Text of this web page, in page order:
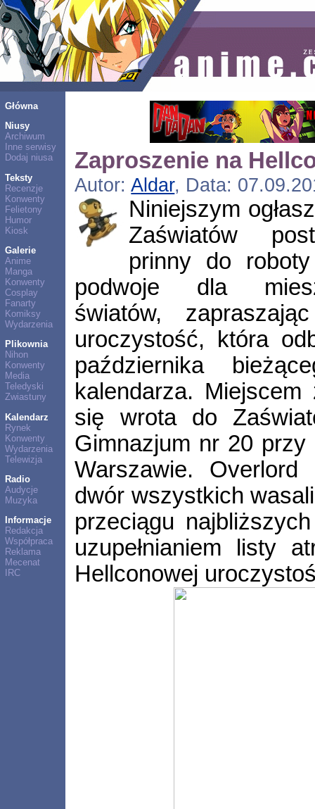
Główna
Niusy
Archiwum
Inne serwisy
Dodaj niusa
Teksty
Recenzje
Konwenty
Felietony
Humor
Kiosk
Galerie
Anime
Manga
Konwenty
Cosplay
Fanarty
Komiksy
Wydarzenia
Plikownia
Nihon
Konwenty
Media
Teledyski
Zwiastuny
Kalendarz
Rynek
Konwenty
Wydarzenia
Telewizja
Radio
Audycje
Muzyka
Informacje
Redakcja
Współpraca
Reklama
Mecenat
IRC
Zaproszenie na
Autor:Aldar, Data:
Niniejszym
Zaświatów
prinny do
podwoje dla
światów,
uroczystość, która
października
kalendarza.
się wrota do
Gimnazjum nr 20
Warszawie. Overlord
dwór wszystkich
przeciągu
uzupełnianiem listy
Hellconowej